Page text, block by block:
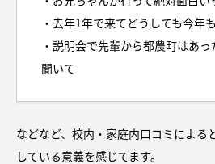
・去年1年で来てどうしても今年
・説明会で先輩から都農町はあ
聞いて
などなど、校内・家庭内口コミによる
している意義を感じてます。